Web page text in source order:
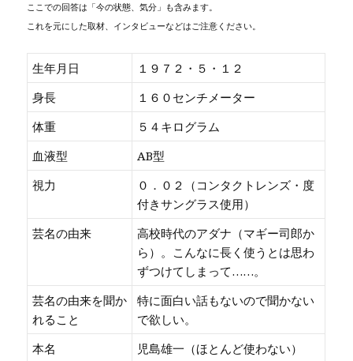
ここでの回答は「今の状態、気分」も含みます。
これを元にした取材、インタビューなどはご注意ください。
生年月日
１９７２・５・１２
身長
１６０センチメーター
体重
５４キログラム
血液型
AB型
視力
０．０２（コンタクトレンズ・度
付きサングラス使用）
芸名の由来
高校時代のアダナ（マギー司郎か
ら）。こんなに長く使うとは思わ
ずつけてしまって……。
芸名の由来を聞か
れること
特に面白い話もないので聞かない
で欲しい。
本名
児島雄一（ほとんど使わない）